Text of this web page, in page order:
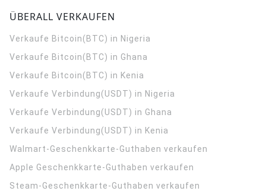
ÜBERALL VERKAUFEN
Verkaufe Bitcoin(BTC) in Nigeria
Verkaufe Bitcoin(BTC) in Ghana
Verkaufe Bitcoin(BTC) in Kenia
Verkaufe Verbindung(USDT) in Nigeria
Verkaufe Verbindung(USDT) in Ghana
Verkaufe Verbindung(USDT) in Kenia
Walmart-Geschenkkarte-Guthaben verkaufen
Apple Geschenkkarte-Guthaben verkaufen
Steam-Geschenkkarte-Guthaben verkaufen